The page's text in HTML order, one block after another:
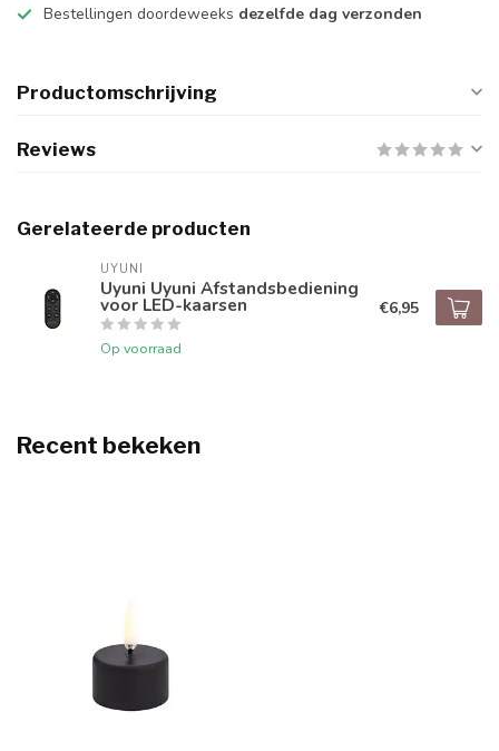
Bestellingen doordeweeks dezelfde dag verzonden
Productomschrijving
Reviews
Gerelateerde producten
UYUNI
Uyuni Uyuni Afstandsbediening
voor LED-kaarsen
Op voorraad
€6,95
Recent bekeken